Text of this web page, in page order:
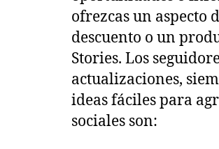
ofrezcas un aspecto
descuento o un
Stories. Los
actualizaciones,
ideas fáciles para
sociales son: